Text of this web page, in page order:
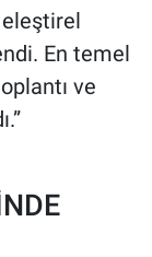
En temel
ve